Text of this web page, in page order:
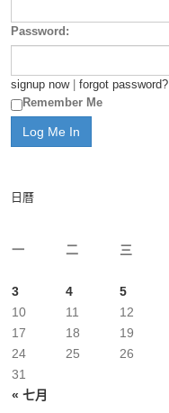
Password:
signup now| forgot password?
Remember Me
日曆
一
二 三
« 七月
3
4 5
10
11 12
17
18 19
24
25 26
31